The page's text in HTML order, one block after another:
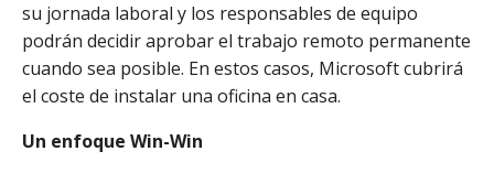
su jornada laboral y los responsables de equipo
podrán decidir aprobar el trabajo remoto permanente
cuando sea posible. En estos casos, Microsoft cubrirá
el coste de instalar una oficina en casa.
Un enfoque Win-Win